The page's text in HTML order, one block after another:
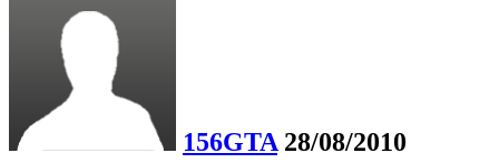
156GTA 28/08/2010